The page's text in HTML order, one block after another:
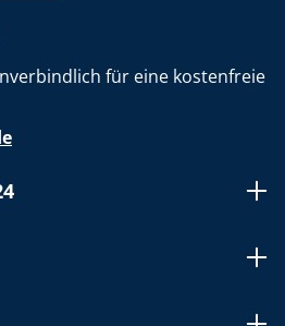
für eine kostenfreie